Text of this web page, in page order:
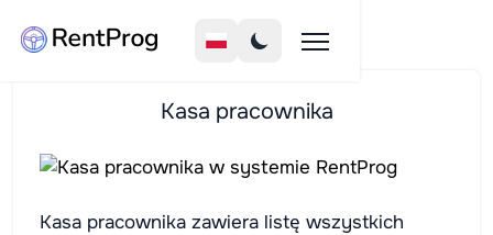
Kasa pracownika
Kasa pracownika zawiera listę wszystkich